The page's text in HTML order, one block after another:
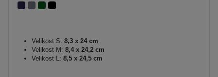
Velikost S: 8,3 x 24 cm
Velikost M: 8,4 x 24,2 cm
Velikost L: 8,5 x 24,5 cm